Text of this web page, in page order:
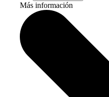
Más información